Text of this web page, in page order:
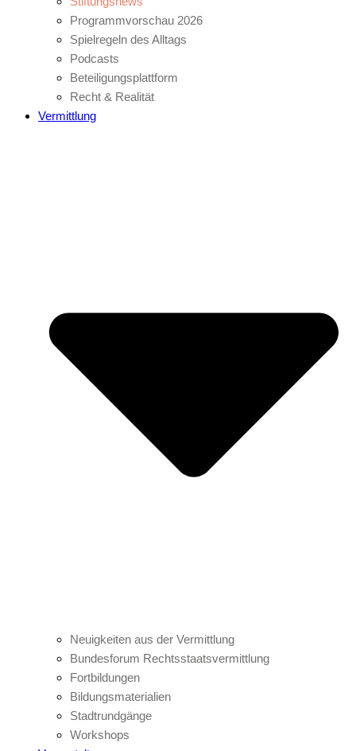
Programmvorschau 2026
Spielregeln des Alltags
Podcasts
Beteiligungsplattform
Recht & Realität
Vermittlung
Neuigkeiten aus der Vermittlung
Bundesforum Rechtsstaatsvermittlung
Fortbildungen
Bildungsmaterialien
Stadtrundgänge
Workshops